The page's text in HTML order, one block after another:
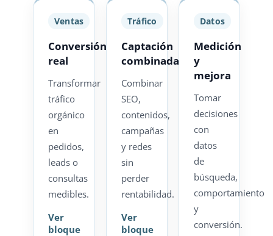
Ventas
Conversión
real
Transformar
tráfico
orgánico
en
pedidos,
leads o
consultas
medibles.
Ver
bloque
Tráfico
Captación
combinada
Combinar
SEO,
contenidos,
campañas
y redes
sin
perder
rentabilidad.
Ver
bloque
Datos
Medición
y
mejora
Tomar
decisiones
con
datos
de
búsqueda,
comportamiento
y
conversión.